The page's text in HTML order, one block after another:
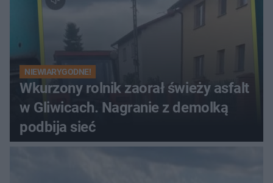
NIEWIARYGODNE!
Wkurzony rolnik zaorał świeży asfalt
w Gliwicach. Nagranie z demolką
podbija sieć